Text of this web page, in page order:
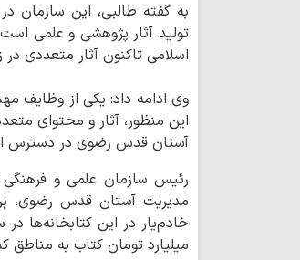
به گفته طالبی، این سازمان
تولید آثار پژوهشی و علمی
اسلامی تاکنون آثار متعددی
وی ادامه داد: یکی از وظایف
این منظور، آثار و محتوای
آستان قدس رضوی در دسترس
مدیریت آستان قدس رضوی،
خادم‌یار در این کتابخانه‌ها
میلیارد تومان کتاب به مناطق